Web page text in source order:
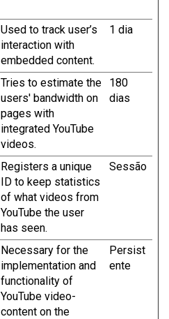
Used to track user’s
interaction with
embedded content.
1 dia
Tries to estimate the
users' bandwidth on
pages with
integrated YouTube
videos.
180
dias
Registers a unique
ID to keep statistics
of what videos from
YouTube the user
has seen.
Sessão
Necessary for the
implementation and
functionality of
YouTube video-
content on the
Persist
ente